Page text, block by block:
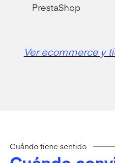
PrestaShop
Ver ecommerce y
Cuándo tiene sentido